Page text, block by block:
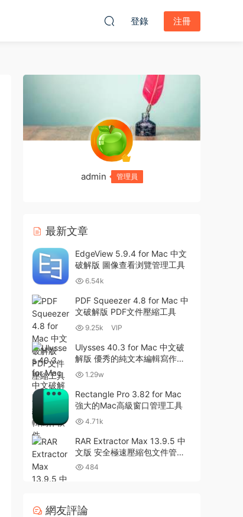
登錄 注冊
admin 管理員
最新文章
EdgeView 5.9.4 for Mac 中文
破解版 圖像查看浏覽管理工具
6.54k
PDF Squeezer 4.8 for Mac 中
文破解版 PDF文件壓縮工具
9.25k VIP
Ulysses 40.3 for Mac 中文破
解版 優秀的純文本編輯寫作軟
件 1.29w
Rectangle Pro 3.82 for Mac
強大的Mac高級窗口管理工具
4.71k
RAR Extractor Max 13.9.5 中
文版 安全極速壓縮包文件管理
器 484
網友評論